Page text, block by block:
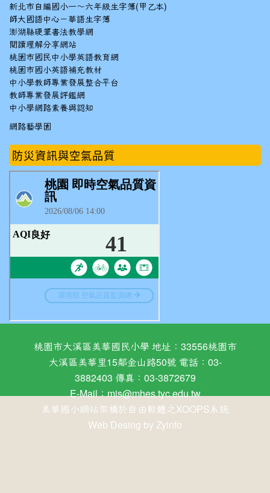
新北市自編國小一～六年級生字簿(甲乙本)
師大國語中心－華語生字簿
澎湖縣硬筆書法教學網
閱讀理解分享網站
桃園市國民中小學英語教育網
桃園市國小英語補充教材
中小學教師專業發展整合平台
教師專業發展評鑑網
中小學網路素養與認知
網路藝學園
防災資訊與空氣品質
桃園市大溪區美華國民小學 地址：33556桃園市
大溪區美華里15鄰金山路50號 電話：03-
3882403 傳真：03-3872679
E-Mail：mis@mhes.tyc.edu.tw
美華國小網站架構於自由軟體之XOOPS系統
Web Desing by Zyinfo